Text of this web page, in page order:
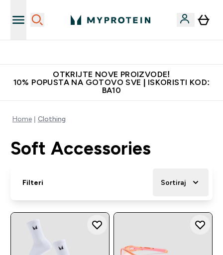
OTKRIJTE NOVE PROIZVODE!
10% POPUSTA NA GOTOVO SVE | ISKORISTI KOD:
BA10
Home Clothing
Soft Accessories
Filteri Sortiraj